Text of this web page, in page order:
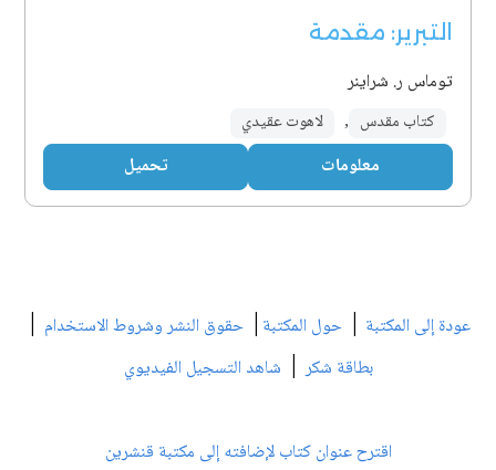
التبرير: مقدمة
توماس ر. شراينر
كتاب مقدس , لاهوت عقيدي
معلومات تحميل
عودة إلى المكتبة | حول المكتبة | حقوق النشر وشروط الاستخدام |
بطاقة شكر| شاهد التسجيل الفيديوي
اقترح عنوان كتاب لإضافته إلى مكتبة قنشرين